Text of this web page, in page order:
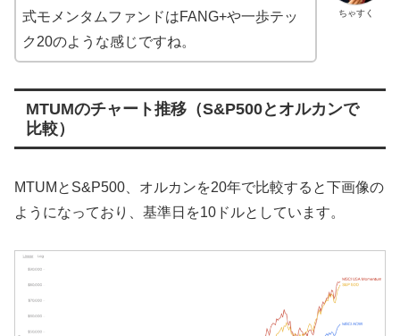
ちゃすく
式モメンタムファンドはFANG+や一歩テッ
ク20のような感じですね。
MTUMのチャート推移（S&P500とオルカンで
比較）
MTUMとS&P500、オルカンを20年で比較すると下画像の
ようになっており、基準日を10ドルとしています。